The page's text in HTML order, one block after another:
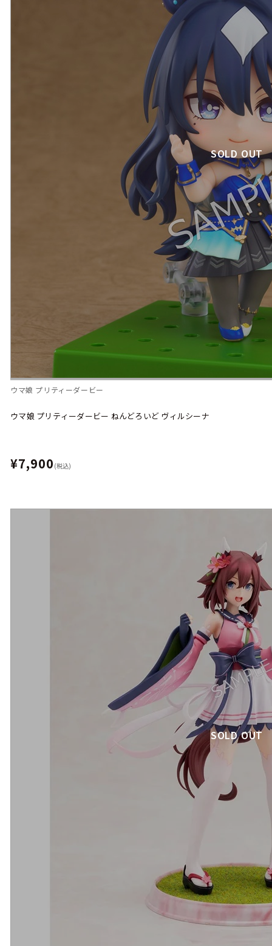
SOLD OUT
ウマ娘 プリティーダービー
ウマ娘 プリティーダービー ねんどろいど ヴィルシーナ
¥7,900 (税込)
SOLD OUT